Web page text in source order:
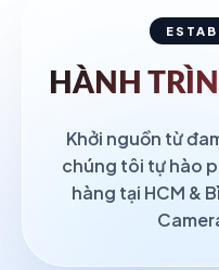
HÀNH
Khởi nguồn từ
chúng tôi tự hào
hàng tại HCM &